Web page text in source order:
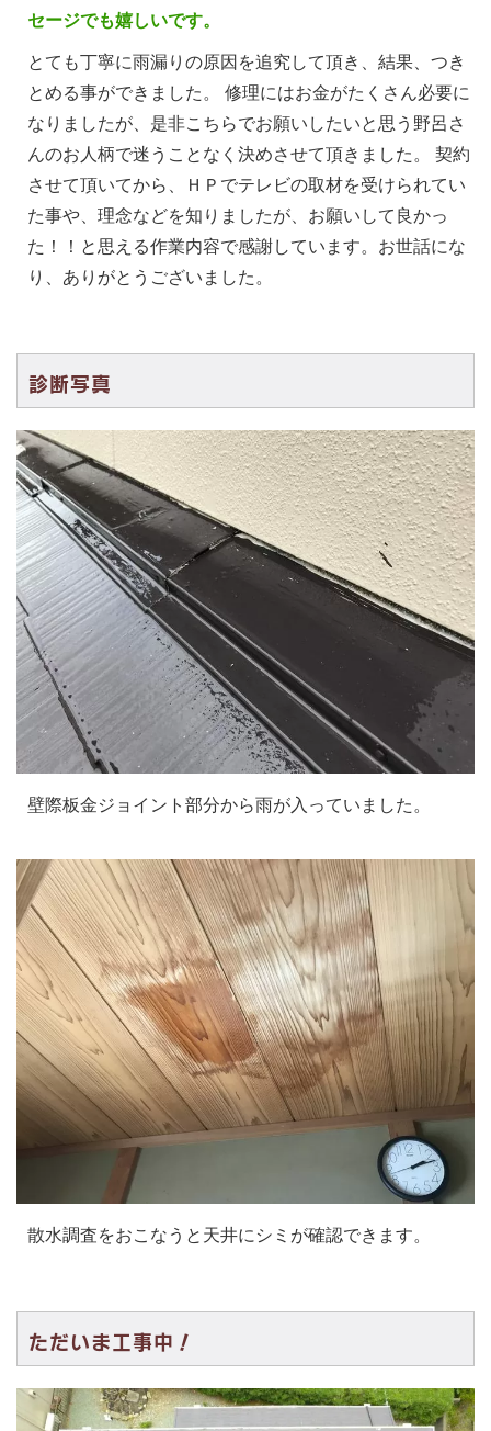
セージでも嬉しいです。
とても丁寧に雨漏りの原因を追究して頂き、結果、つき
とめる事ができました。 修理にはお金がたくさん必要に
なりましたが、是非こちらでお願いしたいと思う野呂さ
んのお人柄で迷うことなく決めさせて頂きました。 契約
させて頂いてから、ＨＰでテレビの取材を受けられてい
た事や、理念などを知りましたが、お願いして良かっ
た！！と思える作業内容で感謝しています。お世話にな
り、ありがとうございました。
診断写真
壁際板金ジョイント部分から雨が入っていました。
散水調査をおこなうと天井にシミが確認できます。
ただいま工事中！